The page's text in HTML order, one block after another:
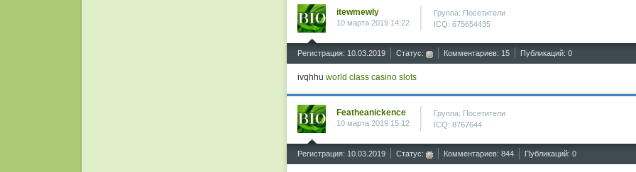
itewmewly
10 марта 2019 14:22
Группа: Посетители
ICQ: 675654435
Регистрация: 10.03.2019 Статус: Комментариев: 15 Публикаций: 0
ivqhhu world class casino slots
Featheanickence
10 марта 2019 15:12
Группа: Посетители
ICQ: 8767644
Регистрация: 10.03.2019 Статус: Комментариев: 844 Публикаций: 0